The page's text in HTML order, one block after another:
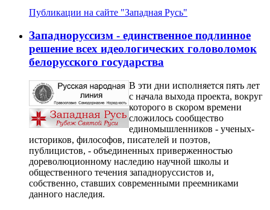
Публикации на сайте "Западная Русь"
Западноруссизм - единственное подлинное
решение всех идеологических головоломок
белорусского государства
В эти дни исполняется пять лет
с начала выхода проекта, вокруг
которого в скором времени
сложилось сообщество
единомышленников - ученых-
историков, философов, писателей и поэтов,
публицистов, - объединенных приверженностью
дореволюционному наследию научной школы и
общественного течения западноруссистов и,
собственно, ставших современными преемниками
данного наследия.